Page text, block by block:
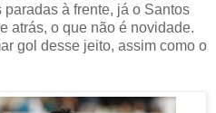
à frente, já o Santos
atrás, o que não é novidade.
gol desse jeito, assim como o